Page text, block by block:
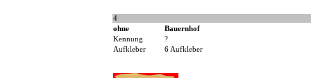
4
ohne
Bauernhof
Kennung
?
Aufkleber
6 Aufkleber